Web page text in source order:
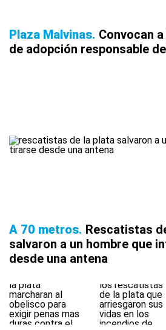
Plaza Malvinas Convocan
de adopción responsable
A 70 metros Rescatistas
salvaron a un hombre que
desde una antena